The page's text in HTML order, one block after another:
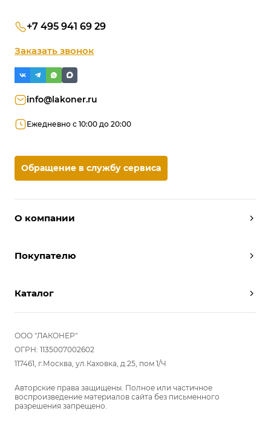
О компании
Условия работы
Отзывы
Вопрос-ответ
Покупателю
Вызвать дизайнера
Реализованные проекты
Комплектуем шкаф-купе
Каталог
Шкафы
Прихожие
Гостиные
Гардеробные
Детские
Кухни
ООО "ЛАКОНЕР"
ОГРН: 1135007002602
117461, г.Москва, ул.Каховка, д.25, пом 1/Ч
Авторские права защищены. Полное или частичное
воспроизведение материалов сайта без письменного
разрешения запрещено.
+7 495 941 69 29
Заказать звонок
info@lakoner.ru
Ежедневно с 10:00 до 20:00
Обращение в службу сервиса